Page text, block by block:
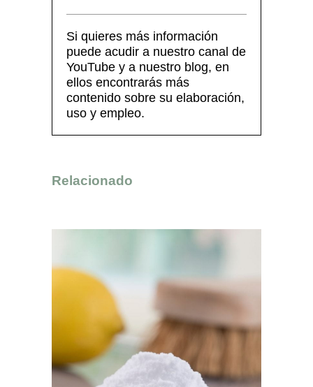
Si quieres más información
puede acudir a nuestro canal de
YouTube y a nuestro blog, en
ellos encontrarás más
contenido sobre su elaboración,
uso y empleo.
Relacionado